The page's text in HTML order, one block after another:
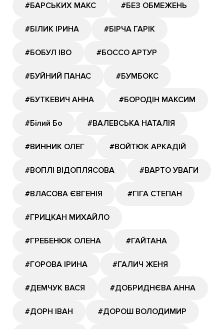
#БАРСЬКИХ МАКС #БЕЗ ОБМЕЖЕНЬ
#БІЛИК ІРИНА #БІРЧА ГАРІК
#БОБУЛ ІВО #БОССО АРТУР
#БУЙНИЙ ПАНАС #БУМБОКС
#БУТКЕВИЧ АННА #БОРОДІН МАКСИМ
#Білий Бо #ВАЛЕВСЬКА НАТАЛІЯ
#ВИННИК ОЛЕГ #ВОЙТЮК АРКАДІЙ
#ВОПЛІ ВІДОПЛЯСОВА #ВАРТО УВАГИ
#ВЛАСОВА ЄВГЕНІЯ #ГІГА СТЕПАН
#ГРИЦКАН МИХАЙЛО
#ГРЕБЕНЮК ОЛЕНА #ГАЙТАНА
#ГОРОВА ІРИНА #ГАЛИЧ ЖЕНЯ
#ДЕМЧУК ВАСЯ #ДОБРИДНЄВА АННА
#ДОРН ІВАН #ДОРОШ ВОЛОДИМИР